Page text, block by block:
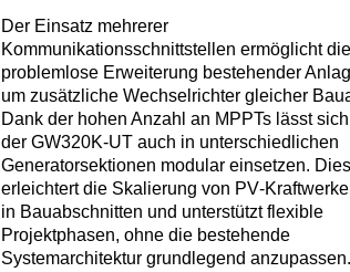
Der Einsatz mehrerer
Kommunikationsschnittstellen ermöglicht die
problemlose Erweiterung bestehender
um zusätzliche Wechselrichter gleicher
Dank der hohen Anzahl an MPPTs lässt sich
der GW320K‑UT auch in unterschiedlichen
Generatorsektionen modular einsetzen. Dies
erleichtert die Skalierung von
in Bauabschnitten und unterstützt flexible
Projektphasen, ohne die bestehende
Systemarchitektur grundlegend anzupassen.